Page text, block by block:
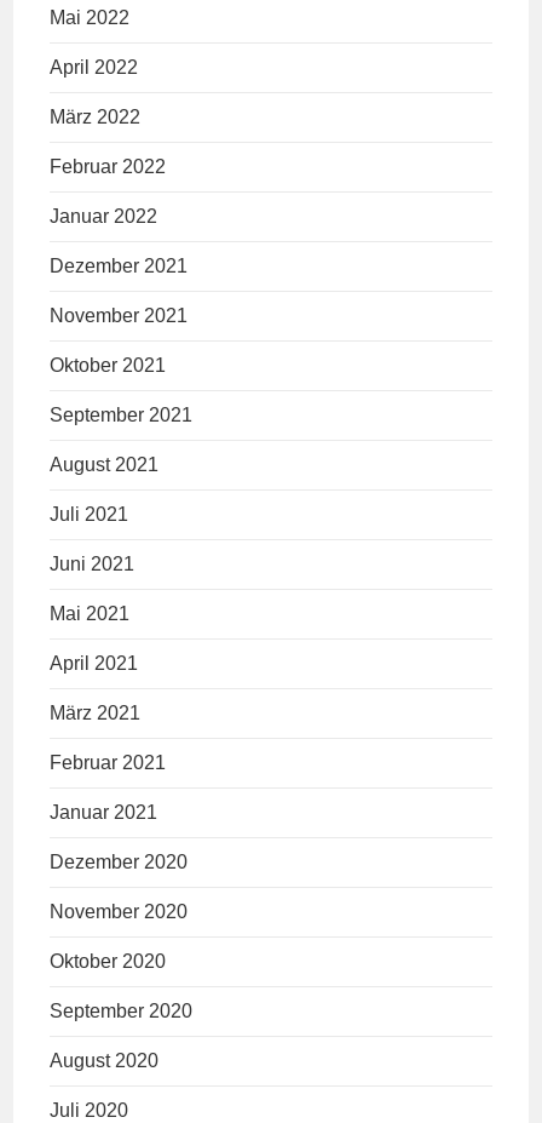
Mai 2022
April 2022
März 2022
Februar 2022
Januar 2022
Dezember 2021
November 2021
Oktober 2021
September 2021
August 2021
Juli 2021
Juni 2021
Mai 2021
April 2021
März 2021
Februar 2021
Januar 2021
Dezember 2020
November 2020
Oktober 2020
September 2020
August 2020
Juli 2020